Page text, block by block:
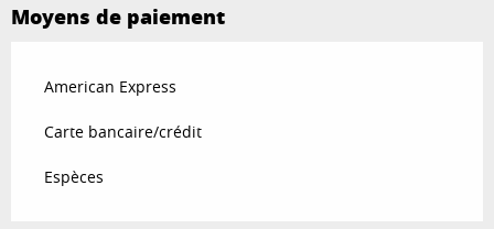
Moyens de paiement
American Express
Carte bancaire/crédit
Espèces